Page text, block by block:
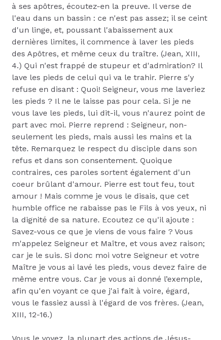
à ses apôtres, écoutez-en la preuve. Il verse de
l'eau dans un bassin : ce n'est pas assez; il se ceint
d'un linge, et, poussant l'abaissement aux
dernières limites, il commence à laver les pieds
des Apôtres, et même ceux du traître. (Jean, XIII,
4.) Qui n'est frappé de stupeur et d'admiration? Il
lave les pieds de celui qui va le trahir. Pierre s'y
refuse en disant : Quoi! Seigneur, vous me laveriez
les pieds ? Il ne le laisse pas pour cela. Si je ne
vous lave les pieds, lui dit-il, vous n'aurez point de
part avec moi. Pierre reprend : Seigneur, non-
seulement les pieds, mais aussi les mains et la
tête. Remarquez le respect du disciple dans son
refus et dans son consentement. Quoique
contraires, ces paroles sortent également d'un
coeur brûlant d'amour. Pierre est tout feu, tout
amour ! Mais comme je vous le disais, que cet
humble office ne rabaisse pas le Fils à vos yeux, ni
la dignité de sa nature. Ecoutez ce qu'il ajoute :
Savez-vous ce que je viens de vous faire ? Vous
m'appelez Seigneur et Maître, et vous avez raison;
car je le suis. Si donc moi votre Seigneur et votre
Maître je vous ai lavé les pieds, vous devez faire de
même entre vous. Car je vous ai donné l’exemple,
afin qu'en voyant ce que j'ai fait à voire, égard,
vous le fassiez aussi à l'égard de vos frères. (Jean,
XIII, 12-16.)